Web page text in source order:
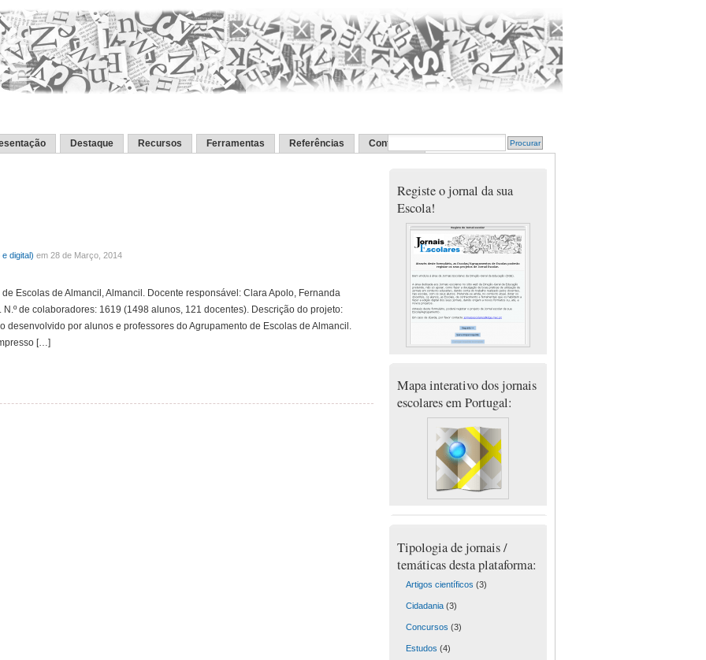
Destaque Recursos Ferramentas Referências Contactos
digital) em 28 de Março, 2014
Escolas de Almancil, Almancil. Docente responsável: Clara Apolo, Fernanda
de colaboradores: 1619 (1498 alunos, 121 docentes). Descrição do projeto:
desenvolvido por alunos e professores do Agrupamento de Escolas de Almancil.
[…]
Registe o jornal da sua
Escola!
Mapa interativo dos jornais
escolares em Portugal:
Tipologia de jornais /
temáticas desta plataforma:
Artigos científicos (3)
Cidadania(3)
Concursos (3)
Estudos (4)